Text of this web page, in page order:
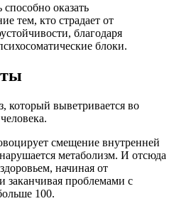
оказать
тем, кто страдает от
благодаря
блоки.
который выветривается во
смещение внутренней
метаболизм. И отсюда
начиная от
заканчивая проблемами с
100.